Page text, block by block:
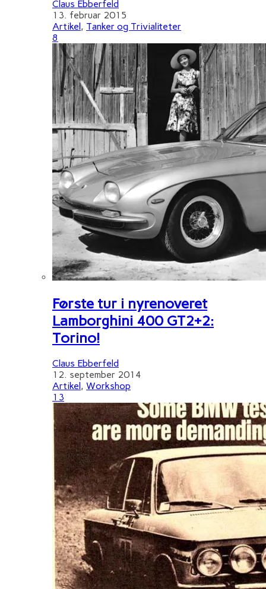
Claus Ebberfeld
13. februar 2015
Artikel, Tanker og Trivialiteter
8
Første tur i nyrenoveret
Lamborghini 400 GT2+2:
Torino!
Claus Ebberfeld
12. september 2014
Artikel , Workshop
13